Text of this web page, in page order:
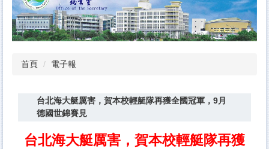
容
區
首頁 電子報
台北海大艇厲害，賀本校輕艇隊再獲全國冠軍，9月
德國世錦賽見
台北海大艇厲害，賀本校輕艇隊再獲